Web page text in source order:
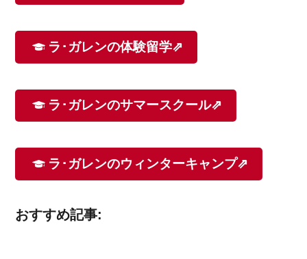
ラ･ガレンの体験留学⇗
ラ･ガレンのサマースクール⇗
ラ･ガレンのウィンターキャンプ⇗
おすすめ記事: